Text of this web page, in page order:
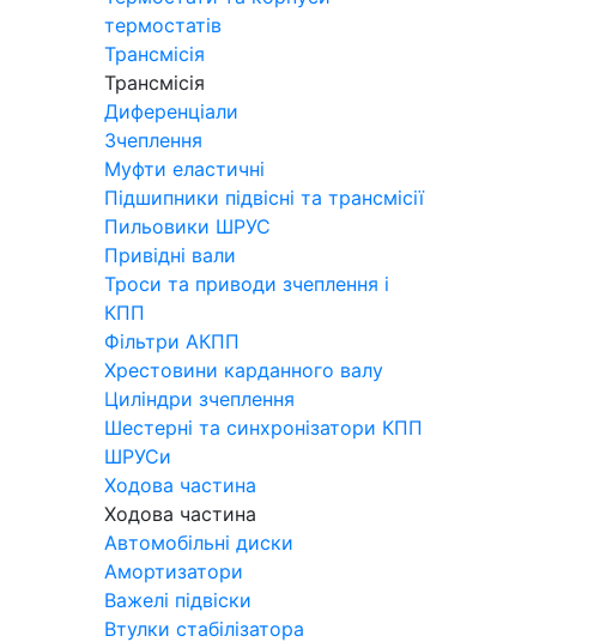
термостатів
Трансмісія
Трансмісія
Диференціали
Зчеплення
Муфти еластичні
Підшипники підвісні та трансмісії
Пильовики ШРУС
Привідні вали
Троси та приводи зчеплення і
КПП
Фільтри АКПП
Хрестовини карданного валу
Циліндри зчеплення
Шестерні та синхронізатори КПП
ШРУСи
Ходова частина
Ходова частина
Автомобільні диски
Амортизатори
Важелі підвіски
Втулки стабілізатора